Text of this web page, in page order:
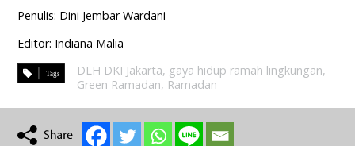
Penulis: Dini Jembar Wardani
Editor: Indiana Malia
DLH DKI Jakarta, gaya hidup ramah lingkungan,
Green Ramadan, Ramadan